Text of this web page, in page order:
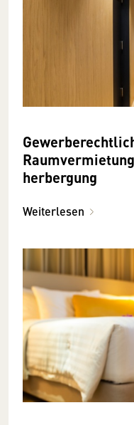
herbergung
Weiterlesen